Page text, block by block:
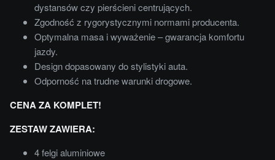
dystansów czy pierścieni centrujących.
Zgodność z rygorystycznymi normami producenta.
Optymalna masa i wyważenie – gwarancja komfortu
jazdy.
Design dopasowany do stylistyki auta.
Odporność na trudne warunki drogowe.
CENA ZA KOMPLET!
ZESTAW ZAWIERA:
4 felgi aluminiowe